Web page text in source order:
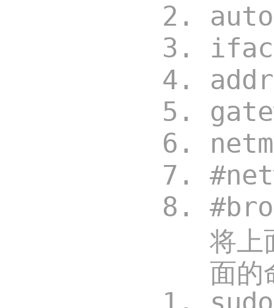
将上
面的